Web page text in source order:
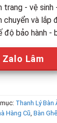
trang - vệ sinh
chuyển và lắp
độ bảo hành -
Zalo Lâm
Thanh Lý Bàn
Hàng Cũ Bàn